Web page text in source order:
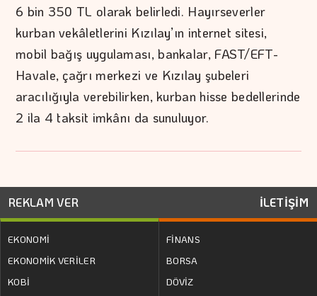
6 bin 350 TL olarak belirledi. Hayırseverler
kurban vekâletlerini Kızılay’ın internet sitesi,
mobil bağış uygulaması, bankalar, FAST/EFT-
Havale, çağrı merkezi ve Kızılay şubeleri
aracılığıyla verebilirken, kurban hisse bedellerinde
2 ila 4 taksit imkânı da sunuluyor.
REKLAM VER İLETİŞİM
EKONOMİ
EKONOMİK VERİLER
KOBİ
FİNANS
BORSA
DÖVİZ